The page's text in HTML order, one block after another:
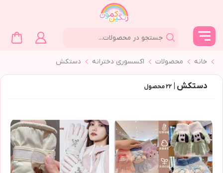
خانه محصولات اکسسوری دخترانه دستكش
دستكش | ۲۲محصول